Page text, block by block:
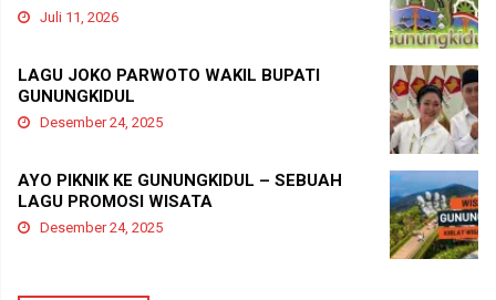
Juli 11, 2026
LAGU JOKO PARWOTO WAKIL BUPATI
GUNUNGKIDUL
Desember 24, 2025
AYO PIKNIK KE GUNUNGKIDUL – SEBUAH
LAGU PROMOSI WISATA
Desember 24, 2025